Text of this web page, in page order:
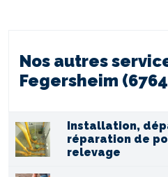
Nos autres
Fegersheim
Installation,
réparation de
relevage